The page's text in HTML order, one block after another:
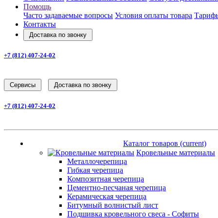
Помощь
Часто задаваемые вопросы Условия оплаты товара
Контакты
Доставка по звонку
+7 (812) 407-24-02
Cервисы Доставка по звонку
+7 (812) 407-24-02
Каталог товаров (current)
Кровельные материалы
Металлочерепица
Гибкая черепица
Композитная черепица
Цементно-песчаная черепица
Керамическая черепица
Битумный волнистый лист
Подшивка кровельного свеса - Софиты